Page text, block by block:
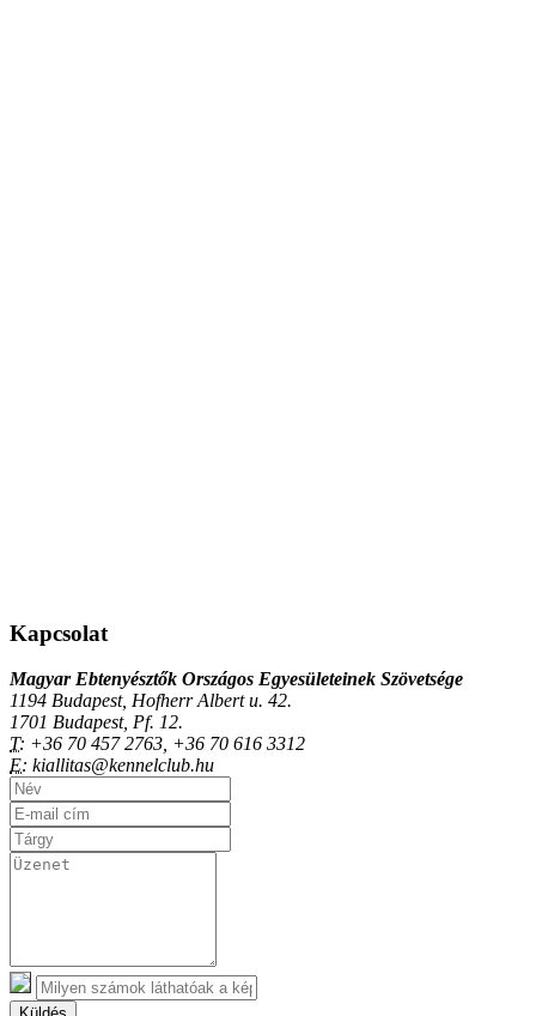
Kapcsolat
Magyar Ebtenyésztők Országos Egyesületeinek Szövetsége
1194 Budapest, Hofherr Albert u. 42.
1701 Budapest, Pf. 12.
T: +36 70 457 2763, +36 70 616 3312
E: kiallitas@kennelclub.hu